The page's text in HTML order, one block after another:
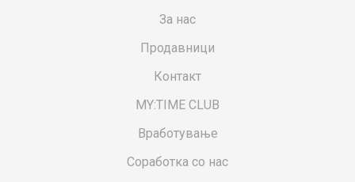
За нас
Продавници
Контакт
MY:TIME CLUB
Вработување
Соработка со нас